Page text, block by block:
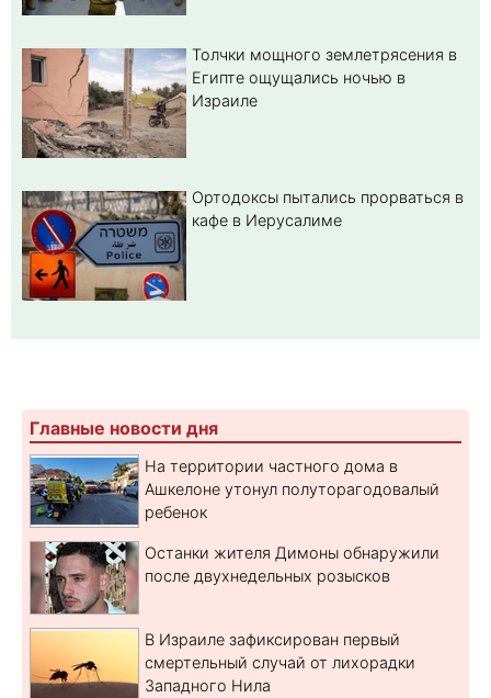
Толчки мощного землетрясения в
Египте ощущались ночью в
Израиле
Ортодоксы пытались прорваться в
кафе в Иерусалиме
Главные новости дня
На территории частного дома в
Ашкелоне утонул полуторагодовалый
ребенок
Останки жителя Димоны обнаружили
после двухнедельных розысков
В Израиле зафиксирован первый
смертельный случай от лихорадки
Западного Нила